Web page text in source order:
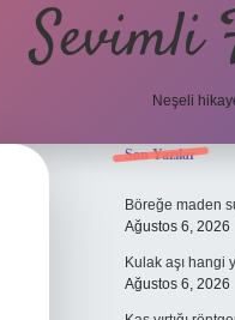
Sevimli
Neşeli
Son Yazılar
Böreğe maden
Ağustos 6, 2026
Kulak aşı hangi
Ağustos 6, 2026